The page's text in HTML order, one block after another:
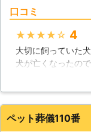
口コミ
★★★★★ 4
大切に飼っていた
犬が亡くなったの
くわからず、メモ
んが、メモリアル
う事が出来たと思い
ペット葬儀110番